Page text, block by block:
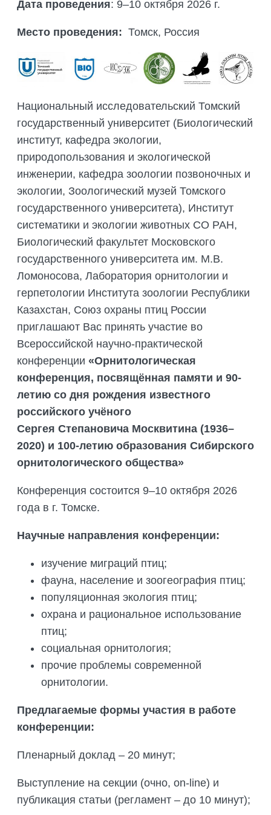
ОРГАНИЗАЦИЯ ТРЕНИНГОВ И
СЕМИНАРОВ, ПОЛЕВЫХ ЭКСКУРСИЙ
ОРГАНИЗАЦИЯ ПОЛЕВЫХ ПРАКТИК,
СОВМЕСТНО С НАУЧНЫМ
SAIGA NEWS
Дата проведения: 9–10 октября 2026 г.
Место проведения: Томск, Россия
Национальный исследовательский Томский
государственный университет (Биологический
институт, кафедра экологии,
природопользования и экологической
инженерии, кафедра зоологии позвоночных и
экологии, Зоологический музей Томского
государственного университета), Институт
систематики и экологии животных СО РАН,
Биологический факультет Московского
государственного университета им. М.В.
Ломоносова, Лаборатория орнитологии и
герпетологии Института зоологии Республики
Казахстан, Союз охраны птиц России
приглашают Вас принять участие во
Всероссийской научно-практической
конференции «Орнитологическая
конференция, посвящённая памяти и 90-
летию со дня рождения известного
российского учёного
Сергея Степановича Москвитина (1936–
2020) и 100-летию образования Сибирского
орнитологического общества»
Конференция состоится 9–10 октября 2026
года в г. Томске.
Научные направления конференции:
изучение миграций птиц;
фауна, население и зоогеография птиц;
популяционная экология птиц;
охрана и рациональное использование
птиц;
социальная орнитология;
прочие проблемы современной
орнитологии.
Предлагаемые формы участия в работе
конференции:
Пленарный доклад – 20 минут;
Выступление на секции (очно, on-line) и
публикация статьи (регламент – до 10 минут);